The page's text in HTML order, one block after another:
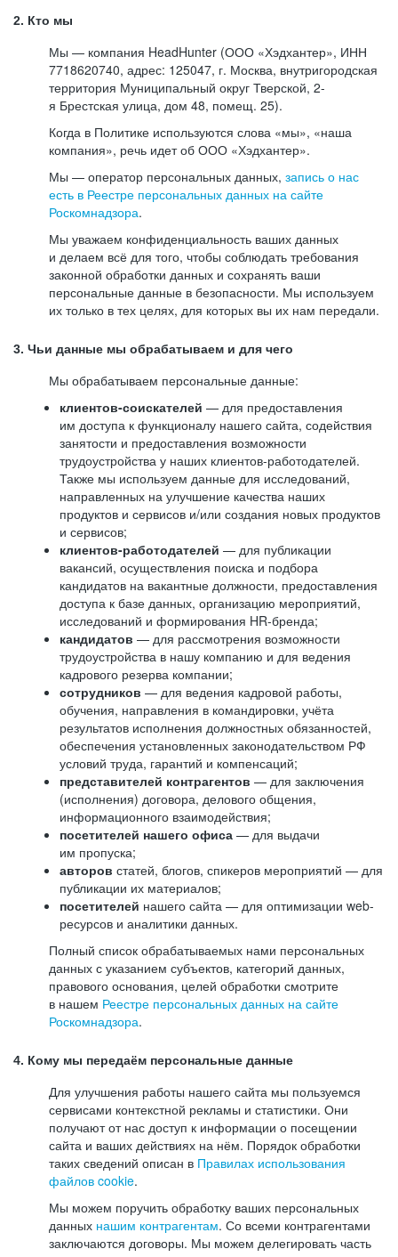
2. Кто мы
Мы — компания HeadHunter (ООО «Хэдхантер», ИНН
7718620740, адрес: 125047, г. Москва, внутригородская
территория Муниципальный округ Тверской, 2-
я Брестская улица, дом 48, помещ. 25).
Когда в Политике используются слова «мы», «наша
компания», речь идет об ООО «Хэдхантер».
Мы — оператор персональных данных, запись о нас
есть в Реестре персональных данных на сайте
Роскомнадзора.
Мы уважаем конфиденциальность ваших данных
и делаем всё для того, чтобы соблюдать требования
законной обработки данных и сохранять ваши
персональные данные в безопасности. Мы используем
их только в тех целях, для которых вы их нам передали.
3. Чьи данные мы обрабатываем и для чего
Мы обрабатываем персональные данные:
клиентов-соискателей — для предоставления
им доступа к функционалу нашего сайта, содействия
занятости и предоставления возможности
трудоустройства у наших клиентов-работодателей.
Также мы используем данные для исследований,
направленных на улучшение качества наших
продуктов и сервисов и/или создания новых продуктов
и сервисов;
клиентов-работодателей — для публикации
вакансий, осуществления поиска и подбора
кандидатов на вакантные должности, предоставления
доступа к базе данных, организацию мероприятий,
исследований и формирования HR-бренда;
кандидатов — для рассмотрения возможности
трудоустройства в нашу компанию и для ведения
кадрового резерва компании;
сотрудников — для ведения кадровой работы,
обучения, направления в командировки, учёта
результатов исполнения должностных обязанностей,
обеспечения установленных законодательством РФ
условий труда, гарантий и компенсаций;
представителей контрагентов — для заключения
(исполнения) договора, делового общения,
информационного взаимодействия;
посетителей нашего офиса — для выдачи
им пропуска;
авторов статей, блогов, спикеров мероприятий — для
публикации их материалов;
посетителей нашего сайта — для оптимизации web-
ресурсов и аналитики данных.
Полный список обрабатываемых нами персональных
данных с указанием субъектов, категорий данных,
правового основания, целей обработки смотрите
в нашем Реестре персональных данных на сайте
Роскомнадзора.
4. Кому мы передаём персональные данные
Для улучшения работы нашего сайта мы пользуемся
сервисами контекстной рекламы и статистики. Они
получают от нас доступ к информации о посещении
сайта и ваших действиях на нём. Порядок обработки
таких сведений описан в Правилах использования
файлов cookie.
Мы можем поручить обработку ваших персональных
данных нашим контрагентам. Со всеми контрагентами
заключаются договоры. Мы можем делегировать часть